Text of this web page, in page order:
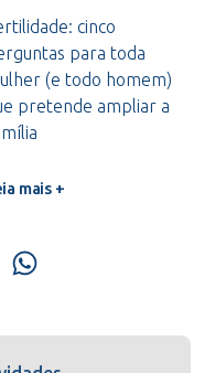
cinco
para toda
(e todo homem)
pretende ampliar a
mais +